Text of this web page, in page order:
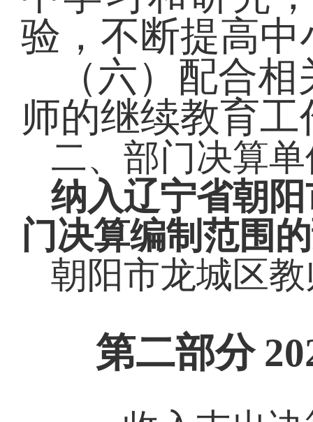
验，不断提高
（六）配合
师的继续教育工
二、部门决算
纳入辽宁省朝
门决算编制范围
朝阳市龙城区
第二部分